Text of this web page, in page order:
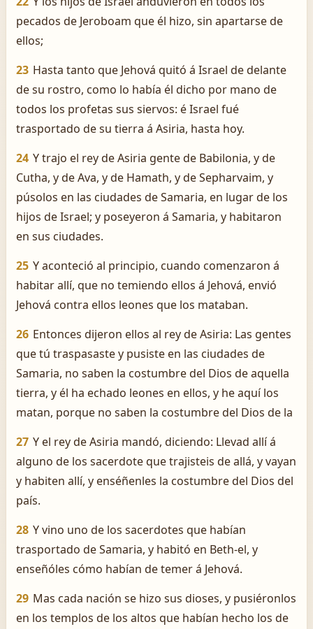
pecados de Jeroboam que él hizo, sin apartarse de
ellos;
23 Hasta tanto que Jehová quitó á Israel de delante
de su rostro, como lo había él dicho por mano de
todos los profetas sus siervos: é Israel fué
trasportado de su tierra á Asiria, hasta hoy.
24 Y trajo el rey de Asiria gente de Babilonia, y de
Cutha, y de Ava, y de Hamath, y de Sepharvaim, y
púsolos en las ciudades de Samaria, en lugar de los
hijos de Israel; y poseyeron á Samaria, y habitaron
en sus ciudades.
25 Y aconteció al principio, cuando comenzaron á
habitar allí, que no temiendo ellos á Jehová, envió
Jehová contra ellos leones que los mataban.
26 Entonces dijeron ellos al rey de Asiria: Las gentes
que tú traspasaste y pusiste en las ciudades de
Samaria, no saben la costumbre del Dios de aquella
tierra, y él ha echado leones en ellos, y he aquí los
matan, porque no saben la costumbre del Dios de la
27 Y el rey de Asiria mandó, diciendo: Llevad allí á
alguno de los sacerdote que trajisteis de allá, y vayan
y habiten allí, y enséñenles la costumbre del Dios del
país.
28 Y vino uno de los sacerdotes que habían
trasportado de Samaria, y habitó en Beth-el, y
enseñóles cómo habían de temer á Jehová.
29 Mas cada nación se hizo sus dioses, y pusiéronlos
en los templos de los altos que habían hecho los de